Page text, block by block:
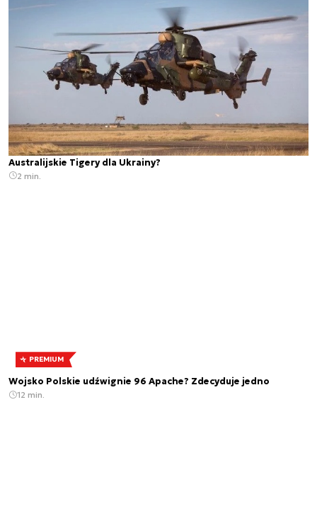
Australijskie Tigery dla Ukrainy?
2 min.
PREMIUM
Wojsko Polskie udźwignie 96 Apache? Zdecyduje jedno
12 min.